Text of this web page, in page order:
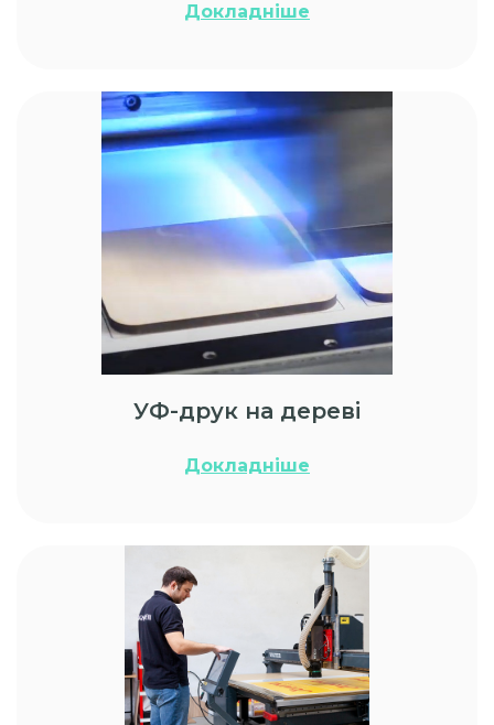
Докладніше
УФ-друк на дереві
Докладніше